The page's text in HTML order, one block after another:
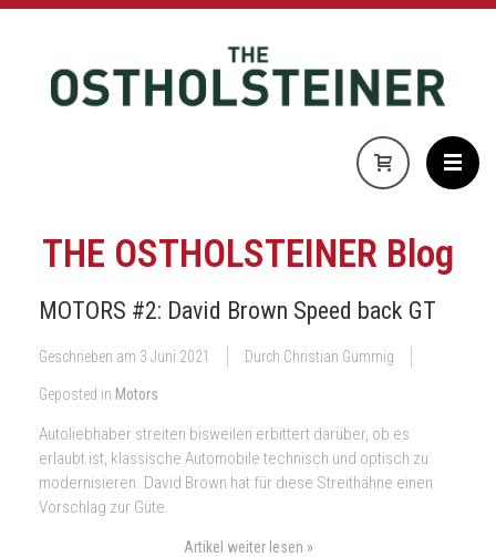
THE OSTHOLSTEINER Blog
MOTORS #2: David Brown Speed back GT
Geschrieben am 3 Juni 2021 Durch Christian Gummig
Geposted in Motors
Autoliebhaber streiten bisweilen erbittert darüber, ob es
erlaubt ist, klassische Automobile technisch und optisch zu
modernisieren. David Brown hat für diese Streithähne einen
Vorschlag zur Güte.
Artikel weiter lesen »